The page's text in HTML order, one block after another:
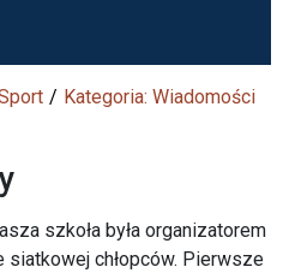
Kategoria: Wiadomości
szkoła była organizatorem
chłopców. Pierwsze